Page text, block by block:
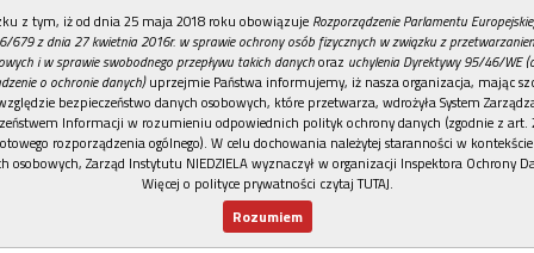
REKLAMA
z tym, iż od dnia 25 maja 2018 roku obowiązuje Rozporządzenie Parlamentu
679 z dnia 27 kwietnia 2016r. w sprawie ochrony osób fizycznych w związku z
i w sprawie swobodnego przepływu takich danychoraz uchylenia Dyrektywy 95/46/WE
o ochronie danych)uprzejmie Państwa informujemy, iż nasza organizacja, mając
bezpieczeństwo danych osobowych, które przetwarza, wdrożyła System
Informacji w rozumieniu odpowiednich polityk ochrony danych (zgodnie z art.
rozporządzenia ogólnego). W celu dochowania należytej staranności w
osobowych, Zarząd Instytutu NIEDZIELA wyznaczył w organizacji Inspektora Ochrony
Więcej o polityce prywatności czytaj TUTAJ.
Rozumiem